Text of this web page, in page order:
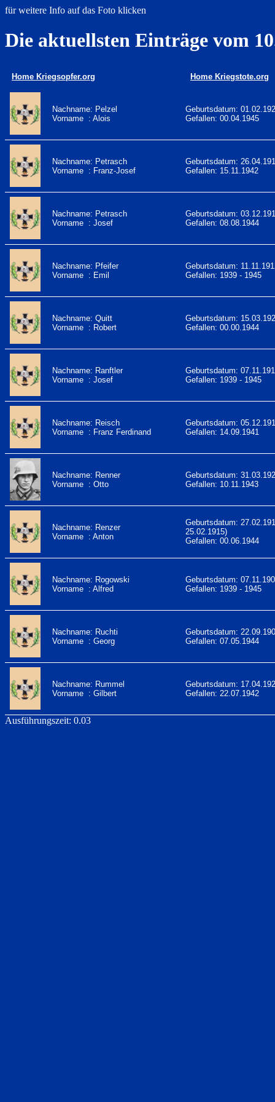
für weitere Info auf das Foto klicken
Die aktuellsten Einträge vom
Home Kriegsopfer.org Home Kriegstote.org
Nachname: Pelzel
Vorname : Alois
Geburtsdatum:
Gefallen: 00.04.1945
Nachname: Petrasch
Vorname : Franz-Josef
Geburtsdatum:
Gefallen: 15.11.1942
Nachname: Petrasch
Vorname : Josef
Geburtsdatum:
Gefallen: 08.08.1944
Nachname: Pfeifer
Vorname : Emil
Geburtsdatum:
Gefallen: 1939 - 1945
Nachname: Quitt
Vorname : Robert
Geburtsdatum:
Gefallen: 00.00.1944
Nachname: Ranftler
Vorname : Josef
Geburtsdatum:
Gefallen: 1939 - 1945
Nachname: Reisch
Vorname : Franz Ferdinand
Geburtsdatum:
Gefallen: 14.09.1941
Nachname: Renner
Vorname : Otto
Geburtsdatum:
Gefallen: 10.11.1943
Nachname: Renzer
Vorname : Anton
Geburtsdatum:
25.02.1915)
Gefallen: 00.06.1944
Nachname: Rogowski
Vorname : Alfred
Geburtsdatum:
Gefallen: 1939 - 1945
Nachname: Ruchti
Vorname : Georg
Geburtsdatum:
Gefallen: 07.05.1944
Nachname: Rummel
Vorname : Gilbert
Geburtsdatum:
Gefallen: 22.07.1942
Ausführungszeit: 0.03